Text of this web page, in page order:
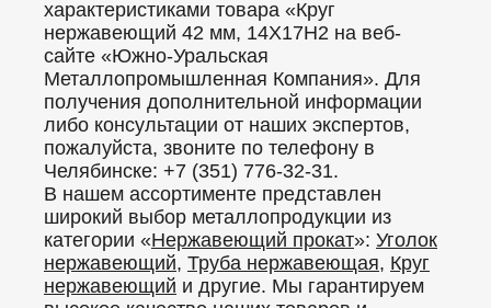
характеристиками товара «Круг
нержавеющий 42 мм, 14Х17Н2 на веб-
сайте «Южно-Уральская
Металлопромышленная Компания». Для
получения дополнительной информации
либо консультации от наших экспертов,
пожалуйста, звоните по телефону в
Челябинске: +7 (351) 776-32-31.
В нашем ассортименте представлен
широкий выбор металлопродукции из
категории «Нержавеющий прокат»: Уголок
нержавеющий, Труба нержавеющая, Круг
нержавеющий и другие. Мы гарантируем